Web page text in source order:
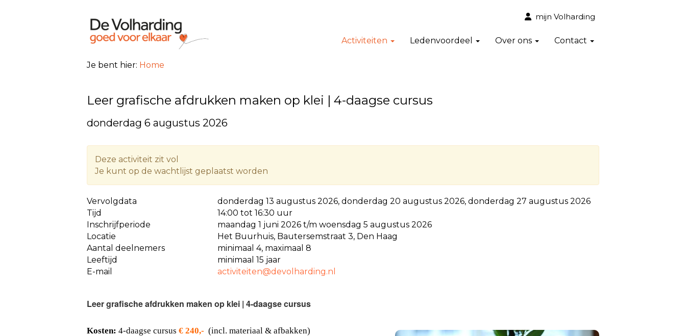
mijn Volharding
Activiteiten Ledenvoordeel Over ons Contact
Je bent hier: Home
Leer grafische afdrukken maken op klei | 4-daagse cursus
donderdag 6 augustus 2026
Deze activiteit zit vol
Je kunt op de wachtlijst geplaatst worden
Vervolgdata
donderdag 13 augustus 2026, donderdag 20 augustus 2026, donderdag 27 augustus 2026
Tijd
14:00 tot 16:30 uur
Inschrijfperiode
maandag 1 juni 2026 t/m woensdag 5 augustus 2026
Locatie
Het Buurhuis, Bautersemstraat 3, Den Haag
Aantal deelnemers
minimaal 4, maximaal 8
Leeftijd
minimaal 15 jaar
E-mail
netietivitca@devolharding.nl
Leer grafische afdrukken maken op klei | 4-daagse cursus
Kosten: 4-daagse cursus € 240,- (incl. materiaal & afbakken)